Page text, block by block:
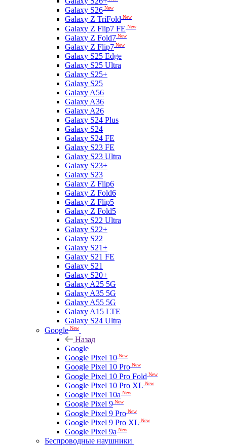
Galaxy S26 New
Galaxy Z TriFold New
Galaxy Z Flip7 FE New
Galaxy Z Fold7 New
Galaxy Z Flip7 New
Galaxy S25 Edge
Galaxy S25 Ultra
Galaxy S25+
Galaxy S25
Galaxy A56
Galaxy A36
Galaxy A26
Galaxy S24 Plus
Galaxy S24
Galaxy S24 FE
Galaxy S23 FE
Galaxy S23 Ultra
Galaxy S23+
Galaxy S23
Galaxy Z Flip6
Galaxy Z Fold6
Galaxy Z Flip5
Galaxy Z Fold5
Galaxy S22 Ultra
Galaxy S22+
Galaxy S22
Galaxy S21+
Galaxy S21 FE
Galaxy S21
Galaxy S20+
Galaxy A25 5G
Galaxy A35 5G
Galaxy A55 5G
Galaxy A15 LTE
Galaxy S24 Ultra
Google New
Назад
Google
Google Pixel 10 New
Google Pixel 10 Pro New
Google Pixel 10 Pro Fold New
Google Pixel 10 Pro XL New
Google Pixel 10a New
Google Pixel 9 New
Google Pixel 9 Pro New
Google Pixel 9 Pro XL New
Google Pixel 9a New
Беспроводные наушники